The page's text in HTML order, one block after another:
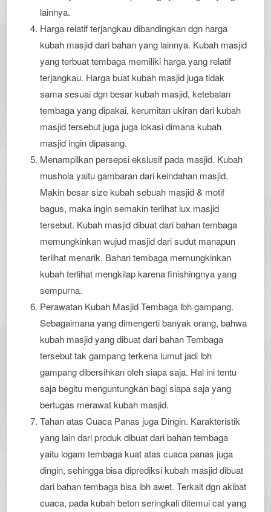
lainnya.
Harga relatif terjangkau dibandingkan dgn harga
kubah masjid dari bahan yang lainnya. Kubah masjid
yang terbuat tembaga memiliki harga yang relatif
terjangkau. Harga buat kubah masjid juga tidak
sama sesuai dgn besar kubah masjid, ketebalan
tembaga yang dipakai, kerumitan ukiran dari kubah
masjid tersebut juga juga lokasi dimana kubah
masjid ingin dipasang.
Menampilkan persepsi ekslusif pada masjid. Kubah
mushola yaitu gambaran dari keindahan masjid.
Makin besar size kubah sebuah masjid & motif
bagus, maka ingin semakin terlihat lux masjid
tersebut. Kubah masjid dibuat dari bahan tembaga
memungkinkan wujud masjid dari sudut manapun
terlihat menarik. Bahan tembaga memungkinkan
kubah terlihat mengkilap karena finishingnya yang
sempurna.
Perawatan Kubah Masjid Tembaga lbh gampang.
Sebagaimana yang dimengerti banyak orang, bahwa
kubah masjid yang dibuat dari bahan Tembaga
tersebut tak gampang terkena lumut jadi lbh
gampang dibersihkan oleh siapa saja. Hal ini tentu
saja begitu menguntungkan bagi siapa saja yang
bertugas merawat kubah masjid.
Tahan atas Cuaca Panas juga Dingin. Karakteristik
yang lain dari produk dibuat dari bahan tembaga
yaitu logam tembaga kuat atas cuaca panas juga
dingin, sehingga bisa diprediksi kubah masjid dibuat
dari bahan tembaga bisa lbh awet. Terkait dgn akibat
cuaca, pada kubah beton seringkali ditemui cat yang